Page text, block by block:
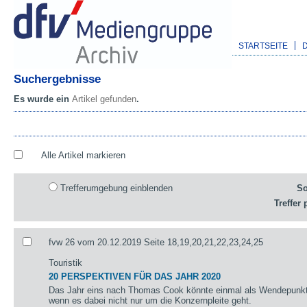
STARTSEITE
Suchergebnisse
Es wurde ein Artikel gefunden.
Alle Artikel markieren
Trefferumgebung einblenden
Treffer
fvw 26 vom 20.12.2019 Seite 18,19,20,21,22,23,24,25
Touristik
20 PERSPEKTIVEN FÜR DAS JAHR 2020
Das Jahr eins nach Thomas Cook könnte einmal als
wenn es dabei nicht nur um die Konzernpleite geht.